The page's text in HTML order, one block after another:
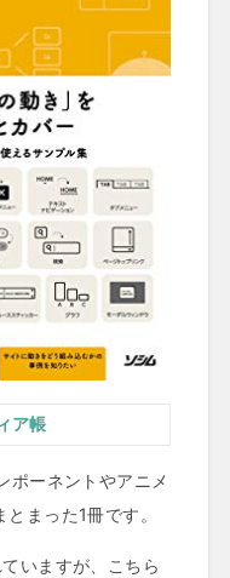
ア帳
ポーネントやアニメ
まった1冊です。
いますが、こちら